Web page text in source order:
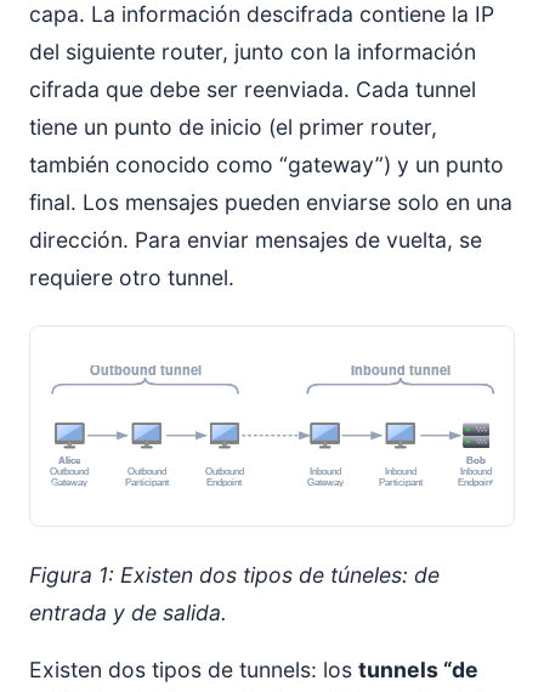
capa. La información descifrada contiene la IP
del siguiente router, junto con la información
cifrada que debe ser reenviada. Cada tunnel
tiene un punto de inicio (el primer router,
también conocido como “gateway”) y un punto
final. Los mensajes pueden enviarse solo en una
dirección. Para enviar mensajes de vuelta, se
requiere otro tunnel.
Figura 1: Existen dos tipos de túneles: de
entrada y de salida.
Existen dos tipos de tunnels: los tunnels “de